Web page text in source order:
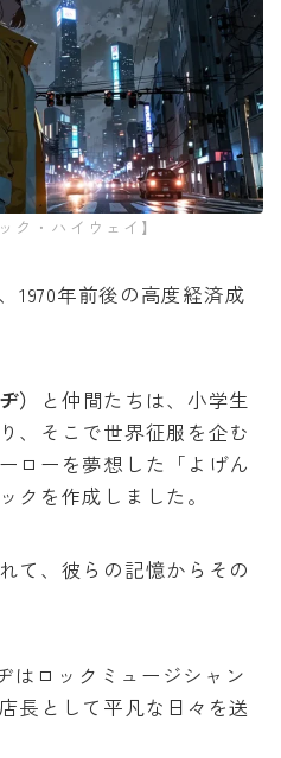
ク・ハイウェイ】
1970年前後の高度経済成
）
と仲間たちは、小学生
、そこで世界征服を企む
ローを夢想した「よげん
クを作成しました。
て、彼らの記憶からその
はロックミュージシャン
長として平凡な日々を送